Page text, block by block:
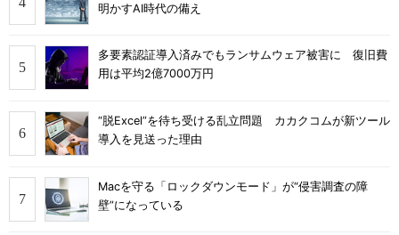
明かすAI時代の備え
多要素認証導入済みでもランサムウェア被害に 復旧費
用は平均2億7000万円
“脱Excel”を待ち受ける乱立問題 カカクコムが新ツール
導入を見送った理由
Macを守る「ロックダウンモード」が“侵害調査の障
壁”になっている